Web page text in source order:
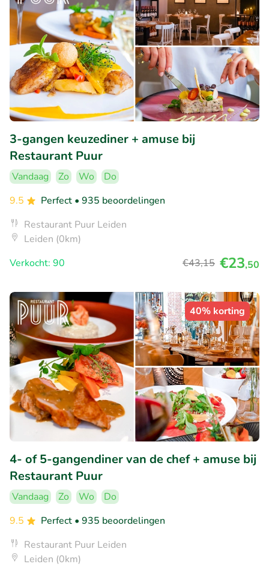
3-gangen keuzediner + amuse bij
Restaurant Puur
Vandaag Zo Wo
Do
9.5
Perfect • 935 beoordelingen
Restaurant Puur Leiden
Leiden (0km)
Verkocht: 90
€43,15 €23,50
40% korting
4- of 5-gangendiner van de chef + amuse bij
Restaurant Puur
Vandaag Zo Wo
Do
9.5
Perfect • 935 beoordelingen
Restaurant Puur Leiden
Leiden (0km)